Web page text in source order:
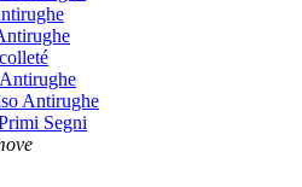
Antirughe
Segni